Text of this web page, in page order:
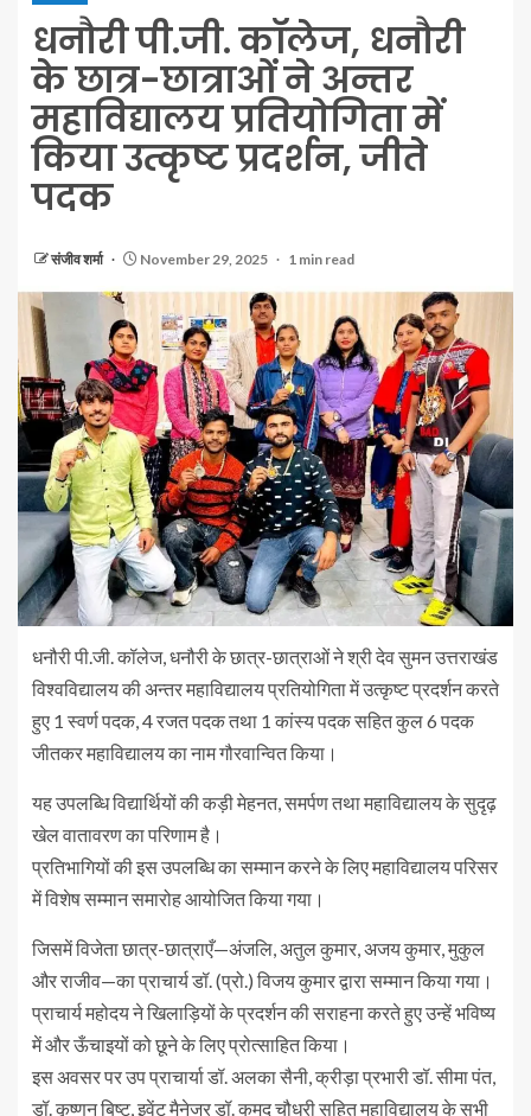
धनौरी पी.जी. कॉलेज, धनौरी
के छात्र-छात्राओं ने अन्तर
महाविद्यालय प्रतियोगिता में
किया उत्कृष्ट प्रदर्शन, जीते
पदक
संजीव शर्मा November 29, 2025 1 min read
धनौरी पी.जी. कॉलेज, धनौरी के छात्र-छात्राओं ने श्री देव सुमन उत्तराखंड
विश्वविद्यालय की अन्तर महाविद्यालय प्रतियोगिता में उत्कृष्ट प्रदर्शन करते
हुए 1 स्वर्ण पदक, 4 रजत पदक तथा 1 कांस्य पदक सहित कुल 6 पदक
जीतकर महाविद्यालय का नाम गौरवान्वित किया।
यह उपलब्धि विद्यार्थियों की कड़ी मेहनत, समर्पण तथा महाविद्यालय के सुदृढ़
खेल वातावरण का परिणाम है।
प्रतिभागियों की इस उपलब्धि का सम्मान करने के लिए महाविद्यालय परिसर
में विशेष सम्मान समारोह आयोजित किया गया।
जिसमें विजेता छात्र-छात्राएँ—अंजलि, अतुल कुमार, अजय कुमार, मुकुल
और राजीव—का प्राचार्य डॉ. (प्रो.) विजय कुमार द्वारा सम्मान किया गया।
प्राचार्य महोदय ने खिलाड़ियों के प्रदर्शन की सराहना करते हुए उन्हें भविष्य
में और ऊँचाइयों को छूने के लिए प्रोत्साहित किया।
इस अवसर पर उप प्राचार्या डॉ. अलका सैनी, क्रीड़ा प्रभारी डॉ. सीमा पंत,
डॉ. कृष्णन बिष्ट, इवेंट मैनेजर डॉ. कुमुद चौधरी सहित महाविद्यालय के सभी